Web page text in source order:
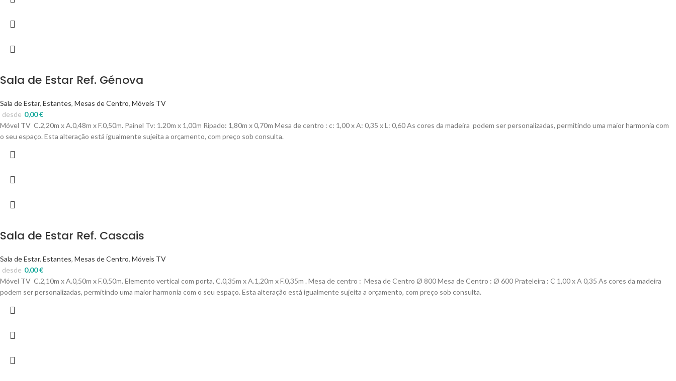
Sala de Estar Ref. Génova
Sala de Estar, Estantes, Mesas de Centro, Móveis TV
0,00€
desde
Móvel TV C.2,20m x A.0,48m x F.0,50m. Painel Tv: 1.20m x 1,00m Ripado: 1,80m x 0,70m Mesa de centro : c: 1,00 x A: 0,35 x L: 0,60 As cores da madeira podem ser personalizadas, permitindo uma maior harmonia com
o seu espaço. Esta alteração está igualmente sujeita a orçamento, com preço sob consulta.
Sala de Estar Ref. Cascais
Sala de Estar, Estantes, Mesas de Centro, Móveis TV
0,00€
desde
Móvel TV C.2,10m x A.0,50m x F.0,50m. Elemento vertical com porta, C.0,35m x A.1,20m x F.0,35m . Mesa de centro : Mesa de Centro Ø 800Mesa de Centro : Ø 600 Prateleira : C 1,00 x A 0,35 As cores da madeira
podem ser personalizadas, permitindo uma maior harmonia com o seu espaço. Esta alteração está igualmente sujeita a orçamento, com preço sob consulta.